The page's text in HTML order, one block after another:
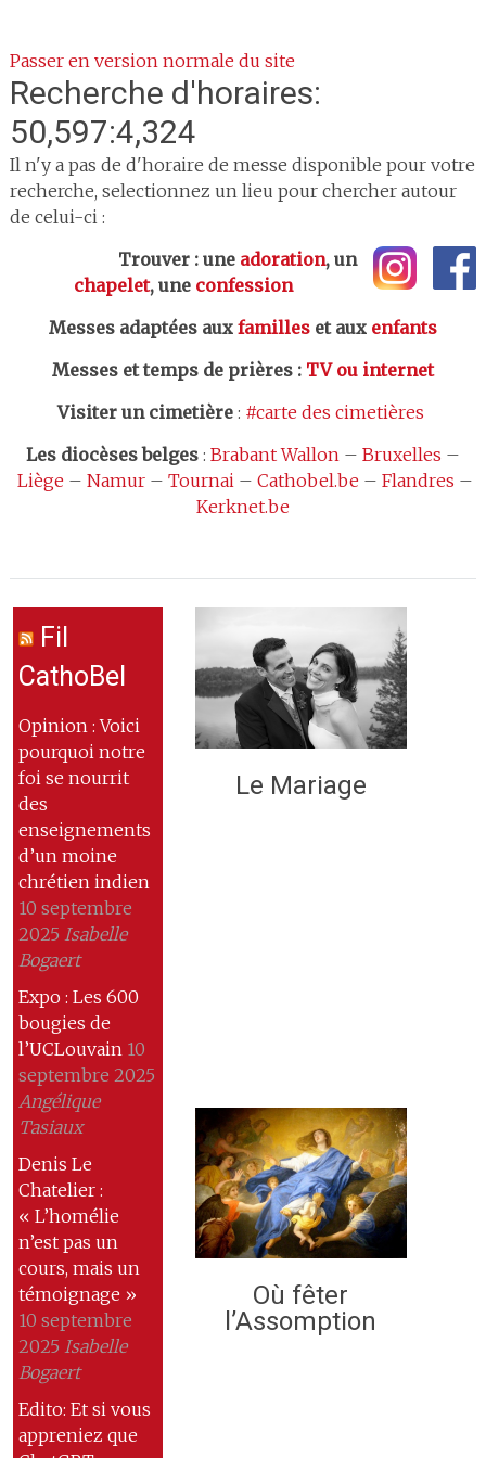
Passer en version normale du site
Recherche d'horaires:
50,597:4,324
Il n'y a pas de d'horaire de messe disponible pour votre
recherche, selectionnez un lieu pour chercher autour
de celui-ci :
Trouver : une adoration, un
chapelet, une confession
Messes adaptées aux familleset aux enfants
Messes et temps de prières: TV ou internet
Visiter un cimetière: #carte des cimetières
Les diocèses belges: Brabant Wallon– Bruxelles –
Liège – Namur– Tournai– Cathobel.be – Flandres –
Kerknet.be
Fil
CathoBel
Opinion : Voici
pourquoi notre
foi se nourrit
des
enseignements
d’un moine
chrétien indien
10 septembre
2025 Isabelle
Bogaert
Expo : Les 600
bougies de
l’UCLouvain 10
septembre 2025
Angélique
Tasiaux
Denis Le
Chatelier :
« L’homélie
n’est pas un
cours, mais un
témoignage »
10 septembre
2025 Isabelle
Bogaert
Edito: Et si vous
appreniez que
Le Mariage
Où fêter
l’Assomption